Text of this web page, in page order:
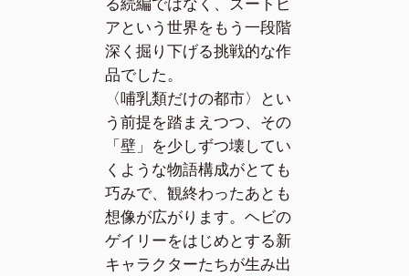
る続編ではなく、ズートピ
アという世界をもう一段階
深く掘り下げる挑戦的な作
品でした。
〈哺乳類だけの都市〉とい
う前提を踏まえつつ、その
「壁」を少しずつ壊してい
くような物語構成がとても
巧みで、観終わったあとも
想像が広がります。ヘビの
ゲイリーをはじめとする新
キャラクターたちが生み出